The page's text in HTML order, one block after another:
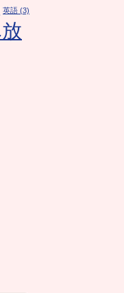
英語 (3)